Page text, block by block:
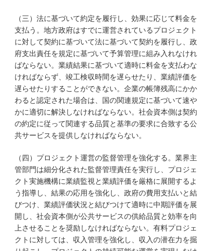
（三）法に基づいて約定を履行し、効果に応じて料金を
支払う。地方政府はすでに運営されているプロジェクト
に対して契約に基づいて法に基づいて契約を履行し、政
府支出責任を規定に基づいて予算管理に組み入れなけれ
ばならない。業績結果に基づいて適時に料金を支払わな
ければならず、竣工検収時間を遅らせたり、業績評価を
遅らせたりすることができない。企業の帳簿残高にかか
わると認定された場合は、国の関連規定に基づいて速や
かに適切に解決しなければならない。社会資本側は契約
の約定に従って関連する品質と基準の要求に合致する公
共サービスを提供しなければならない。
（四）プロジェクト運営の監督管理を強化する。業界主
管部門は細分化された監督管理責任を実行し、プロジェ
クト実施機構に業績監視と業績評価を厳格に展開するよ
う指導し、結果の応用を強化し、政府の費用支払いと結
びつけ、業績評価状況と結びつけて適時に中期評価を展
開し、社会資本側が公共サービスの供給品質と効率を向
上させることを奨励しなければならない。有料プロジェ
クトに対しては、収入管理を強化し、収入の潜在力を掘